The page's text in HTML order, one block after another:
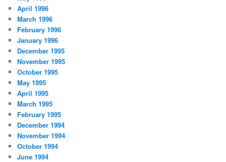
April 1996
March 1996
February 1996
January 1996
December 1995
November 1995
October 1995
May 1995
April 1995
March 1995
February 1995
December 1994
November 1994
October 1994
June 1994